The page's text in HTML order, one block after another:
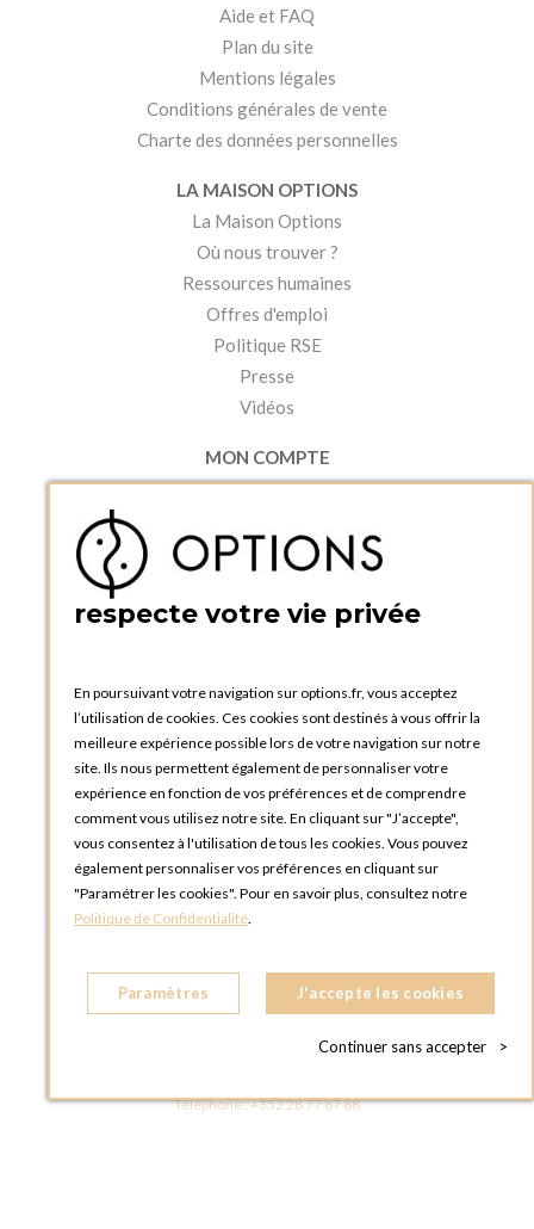
Aide et FAQ
Plan du site
Mentions légales
Conditions générales de vente
Charte des données personnelles
LA MAISON OPTIONS
La Maison Options
Où nous trouver ?
Ressources humaines
Offres d'emploi
Politique RSE
Presse
Vidéos
MON COMPTE
Accéder à mon compte
Créer un compte
PRATIQUE
Catalogues et bons de commande
Tutoriels
OPTIONS LUXEMBOURG
13 rue Paul Rischard
5324 Contern
LUXEMBOURG
BOUTIQUE OPTIONS LUXEMBOURG
L - 1842 HOWALD LUXEMBOURG
Téléphone :+352 28 77 87 88
respecte votre vie privée
En poursuivant votre navigation sur options.fr, vous acceptez
l’utilisation de cookies. Ces cookies sont destinés à vous offrir la
meilleure expérience possible lors de votre navigation sur notre
site. Ils nous permettent également de personnaliser votre
expérience en fonction de vos préférences et de comprendre
comment vous utilisez notre site. En cliquant sur "J’accepte",
vous consentez à l'utilisation de tous les cookies. Vous pouvez
également personnaliser vos préférences en cliquant sur
"Paramétrer les cookies". Pour en savoir plus, consultez notre
Politique de Confidentialité.
Paramètres J'accepte les cookies
Continuer sans accepter >